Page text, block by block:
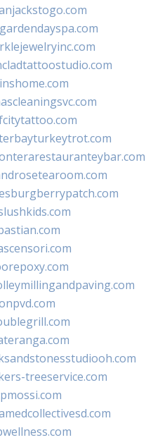
treeservice.com